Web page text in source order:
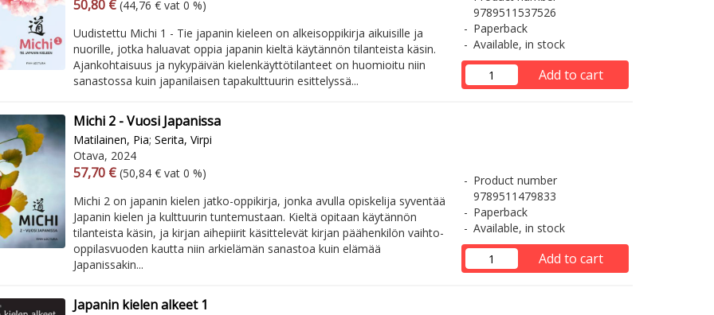
50,80 € (44,76 € vat 0 %)
Uudistettu Michi 1 - Tie japanin kieleen on alkeisoppikirja aikuisille ja
nuorille, jotka haluavat oppia japanin kieltä käytännön tilanteista käsin.
Ajankohtaisuus ja nykypäivän kielenkäyttötilanteet on huomioitu niin
sanastossa kuin japanilaisen tapakulttuurin esittelyssä...
9789511537526
Paperback
Available, in stock
Add to cart
Michi 2 - Vuosi Japanissa
Matilainen, Pia; Serita, Virpi
Otava, 2024
Arvonlisäverollinen hinta
57,70 € Excl. vat
(50,84 € vat 0 %)
Michi 2 on japanin kielen jatko-oppikirja, jonka avulla opiskelija syventää
Japanin kielen ja kulttuurin tuntemustaan. Kieltä opitaan käytännön
tilanteista käsin, ja kirjan aihepiirit käsittelevät kirjan päähenkilön vaihto-
oppilasvuoden kautta niin arkielämän sanastoa kuin elämää
Japanissakin...
Product number
9789511479833
Paperback
Available, in stock
Add to cart
Japanin kielen alkeet 1